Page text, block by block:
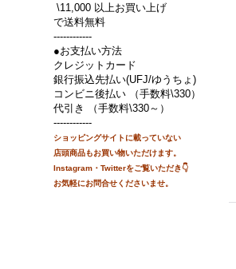
\11,000 以上お買い上げ
で送料無料
------------
●お支払い方法
クレジットカード
銀行振込先払い(UFJ/ゆうちょ)
コンビニ後払い （手数料\330）
代引き （手数料\330～）
------------
ショッピングサイトに載っていない
店頭商品もお買い物いただけます。
Instagram・Twitterをご覧いただき👇
お気軽にお問合せくださいませ。